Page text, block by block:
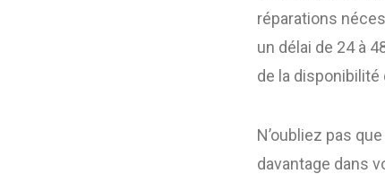
réparations
un délai de 24 à
de la
N’oubliez pas
davantage dans